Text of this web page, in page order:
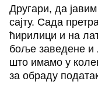
Другари, да
сајту. Сада
ћирилици и на
боље заведене и
што имамо у
за обраду